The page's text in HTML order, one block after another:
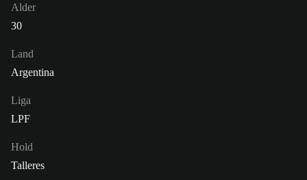
Alder
30
Land
Argentina
Liga
LPF
Hold
Talleres